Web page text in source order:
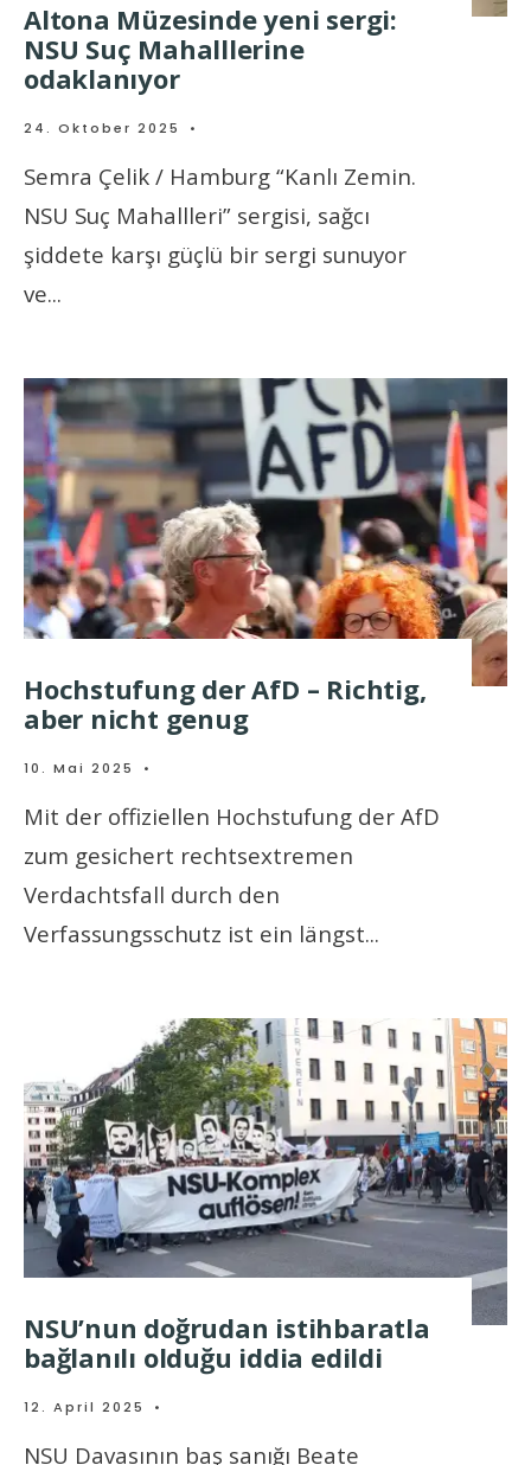
Altona Müzesinde yeni sergi:
NSU Suç Mahalllerine
odaklanıyor
24. Oktober 2025 •
Semra Çelik / Hamburg “Kanlı Zemin.
NSU Suç Mahallleri” sergisi, sağcı
şiddete karşı güçlü bir sergi sunuyor
ve...
Hochstufung der AfD – Richtig,
aber nicht genug
10. Mai 2025 •
Mit der offiziellen Hochstufung der AfD
zum gesichert rechtsextremen
Verdachtsfall durch den
Verfassungsschutz ist ein längst...
NSU’nun doğrudan istihbaratla
bağlanılı olduğu iddia edildi
12. April 2025 •
NSU Davasının baş sanığı Beate